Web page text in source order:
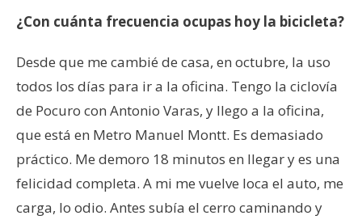
¿Con cuánta frecuencia ocupas hoy la bicicleta?
Desde que me cambié de casa, en octubre, la uso
todos los días para ir a la oficina. Tengo la ciclovía
de Pocuro con Antonio Varas, y llego a la oficina,
que está en Metro Manuel Montt. Es demasiado
práctico. Me demoro 18 minutos en llegar y es una
felicidad completa. A mi me vuelve loca el auto, me
carga, lo odio. Antes subía el cerro caminando y